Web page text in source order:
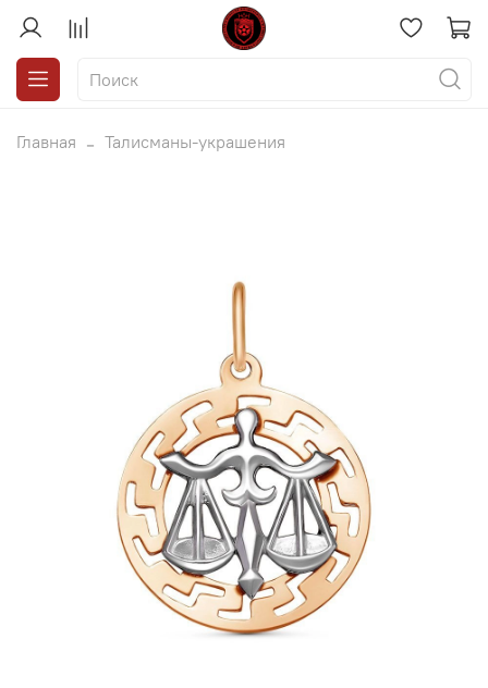
Главная Талисманы-украшения